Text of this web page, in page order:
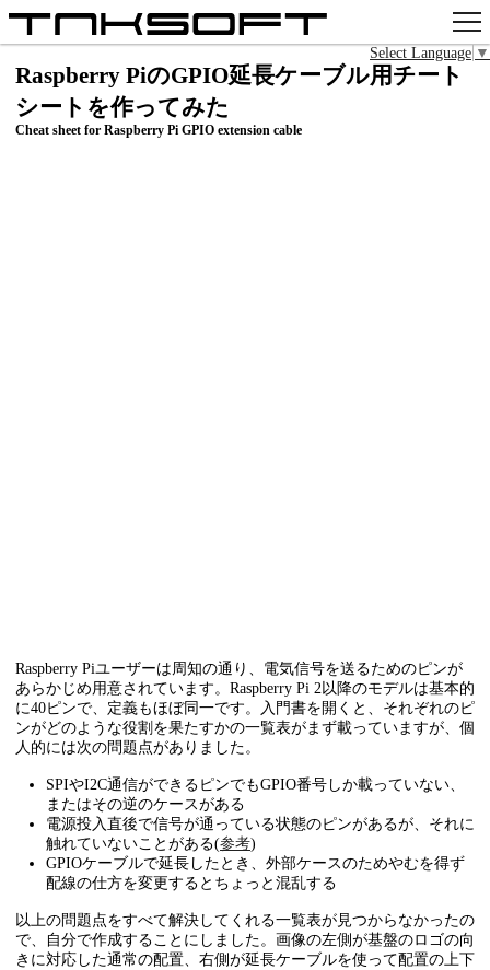
アプリ
x
Select Language ▼
Raspberry PiのGPIO延長ケーブル用チート
シートを作ってみた
Cheat sheet for Raspberry Pi GPIO extension cable
Raspberry Piユーザーは周知の通り、電気信号を送るためのピンが
あらかじめ用意されています。Raspberry Pi 2以降のモデルは基本的
に40ピンで、定義もほぼ同一です。入門書を開くと、それぞれのピ
ンがどのような役割を果たすかの一覧表がまず載っていますが、個
人的には次の問題点がありました。
SPIやI2C通信ができるピンでもGPIO番号しか載っていない、
またはその逆のケースがある
電源投入直後で信号が通っている状態のピンがあるが、それに
触れていないことがある(参考)
GPIOケーブルで延長したとき、外部ケースのためやむを得ず
配線の仕方を変更するとちょっと混乱する
以上の問題点をすべて解決してくれる一覧表が見つからなかったの
で、自分で作成することにしました。画像の左側が基盤のロゴの向
きに対応した通常の配置、右側が延長ケーブルを使って配置の上下